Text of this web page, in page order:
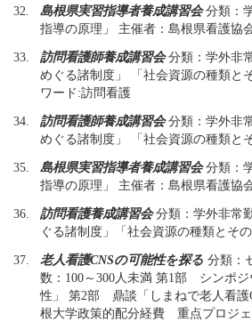
32.
島根県実習指導者養成講習会分類：
指導の原理」 主催者：島根県看護協
33.
訪問看護師養成講習会分類：学外非
めぐる諸制度」 「社会資源の種類と
ワード:訪問看護
34.
訪問看護師養成講習会分類：学外非
めぐる諸制度」 「社会資源の種類と
35.
島根県実習指導者養成講習会分類：
指導の原理」 主催者：島根県看護協
36.
訪問看護養成講習会分類：学外非常
ぐる諸制度」「社会資源の種類とそ
37.
老人看護CNSの可能性を探る 分類：
数：100～300人未満 第1部 シンポジ
性」 第2部 鼎談「しまねで老人看
根大学政策的配分経費 重点プロジェ